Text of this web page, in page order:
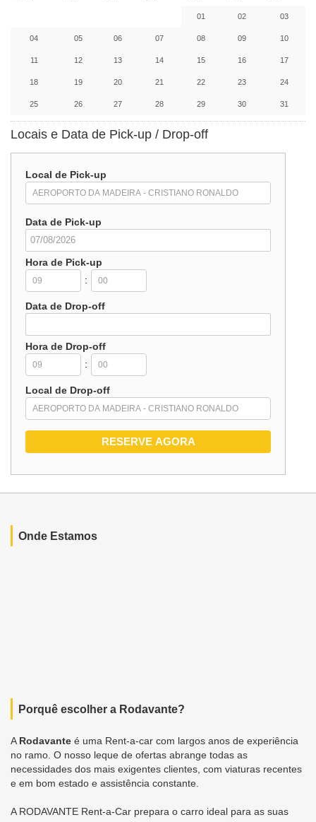
01 02 03
04 05 06 07 08 09 10
11 12 13 14 15 16 17
18 19 20 21 22 23 24
25 26 27 28 29 30 31
Locais e Data de Pick-up / Drop-off
Local de Pick-up
Data de Pick-up
Hora de Pick-up
:
Data de Drop-off
Hora de Drop-off
:
Local de Drop-off
Onde Estamos
Porquê escolher a Rodavante?
ARodavante é uma Rent-a-car com largos anos de experiência
no ramo. O nosso leque de ofertas abrange todas as
necessidades dos mais exigentes clientes, com viaturas recentes
e em bom estado e assistência constante.
A RODAVANTE Rent-a-Car prepara o carro ideal para as suas